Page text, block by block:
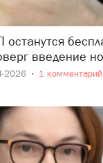
введение
2026 1 комментарий